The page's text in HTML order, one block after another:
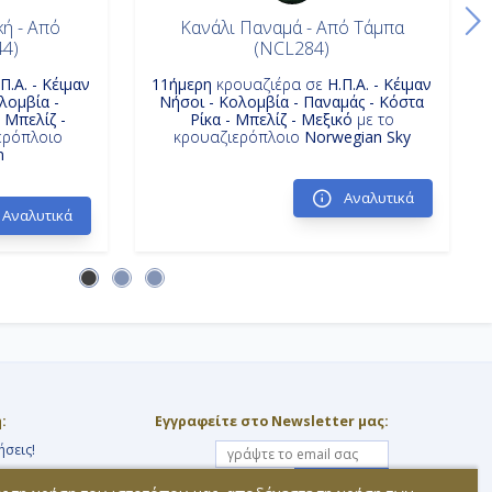
- Από
- Κέιμαν
-
-
Κανάλι Παναμά - Από Τάμπα
(NCL284)
11ήμερη κρουαζιέρα σε Η.Π.Α. - Κέιμαν
Νήσοι - Κολομβία - Παναμάς - Κόστα
Ρίκα - Μπελίζ - Μεξικό με το
κρουαζιερόπλοιο Norwegian Sky
Αναλυτικά
Εγγραφείτε στο Newsletter μας:
Εγγραφή